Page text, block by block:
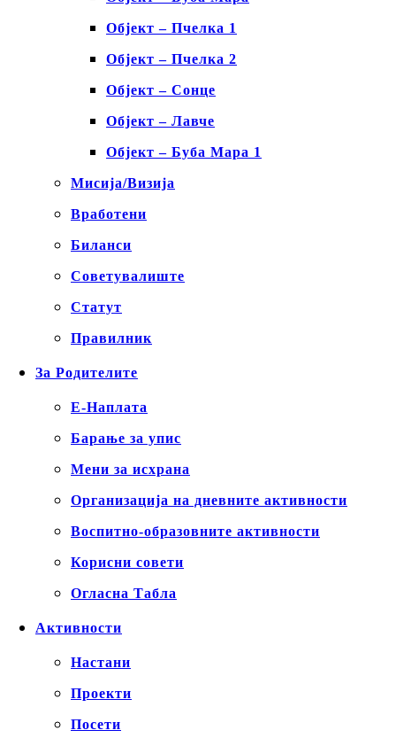
Објект – Пчелка 1
Објект – Пчелка 2
Објект – Сонце
Објект – Лавче
Објект – Буба Мара 1
Мисија/Визија
Вработени
Биланси
Советувалиште
Статут
Правилник
За Родителите
Е-Наплата
Барање за упис
Мени за исхрана
Организација на дневните активности
Воспитно-образовните активности
Корисни совети
Огласна Табла
Активности
Настани
Проекти
Посети